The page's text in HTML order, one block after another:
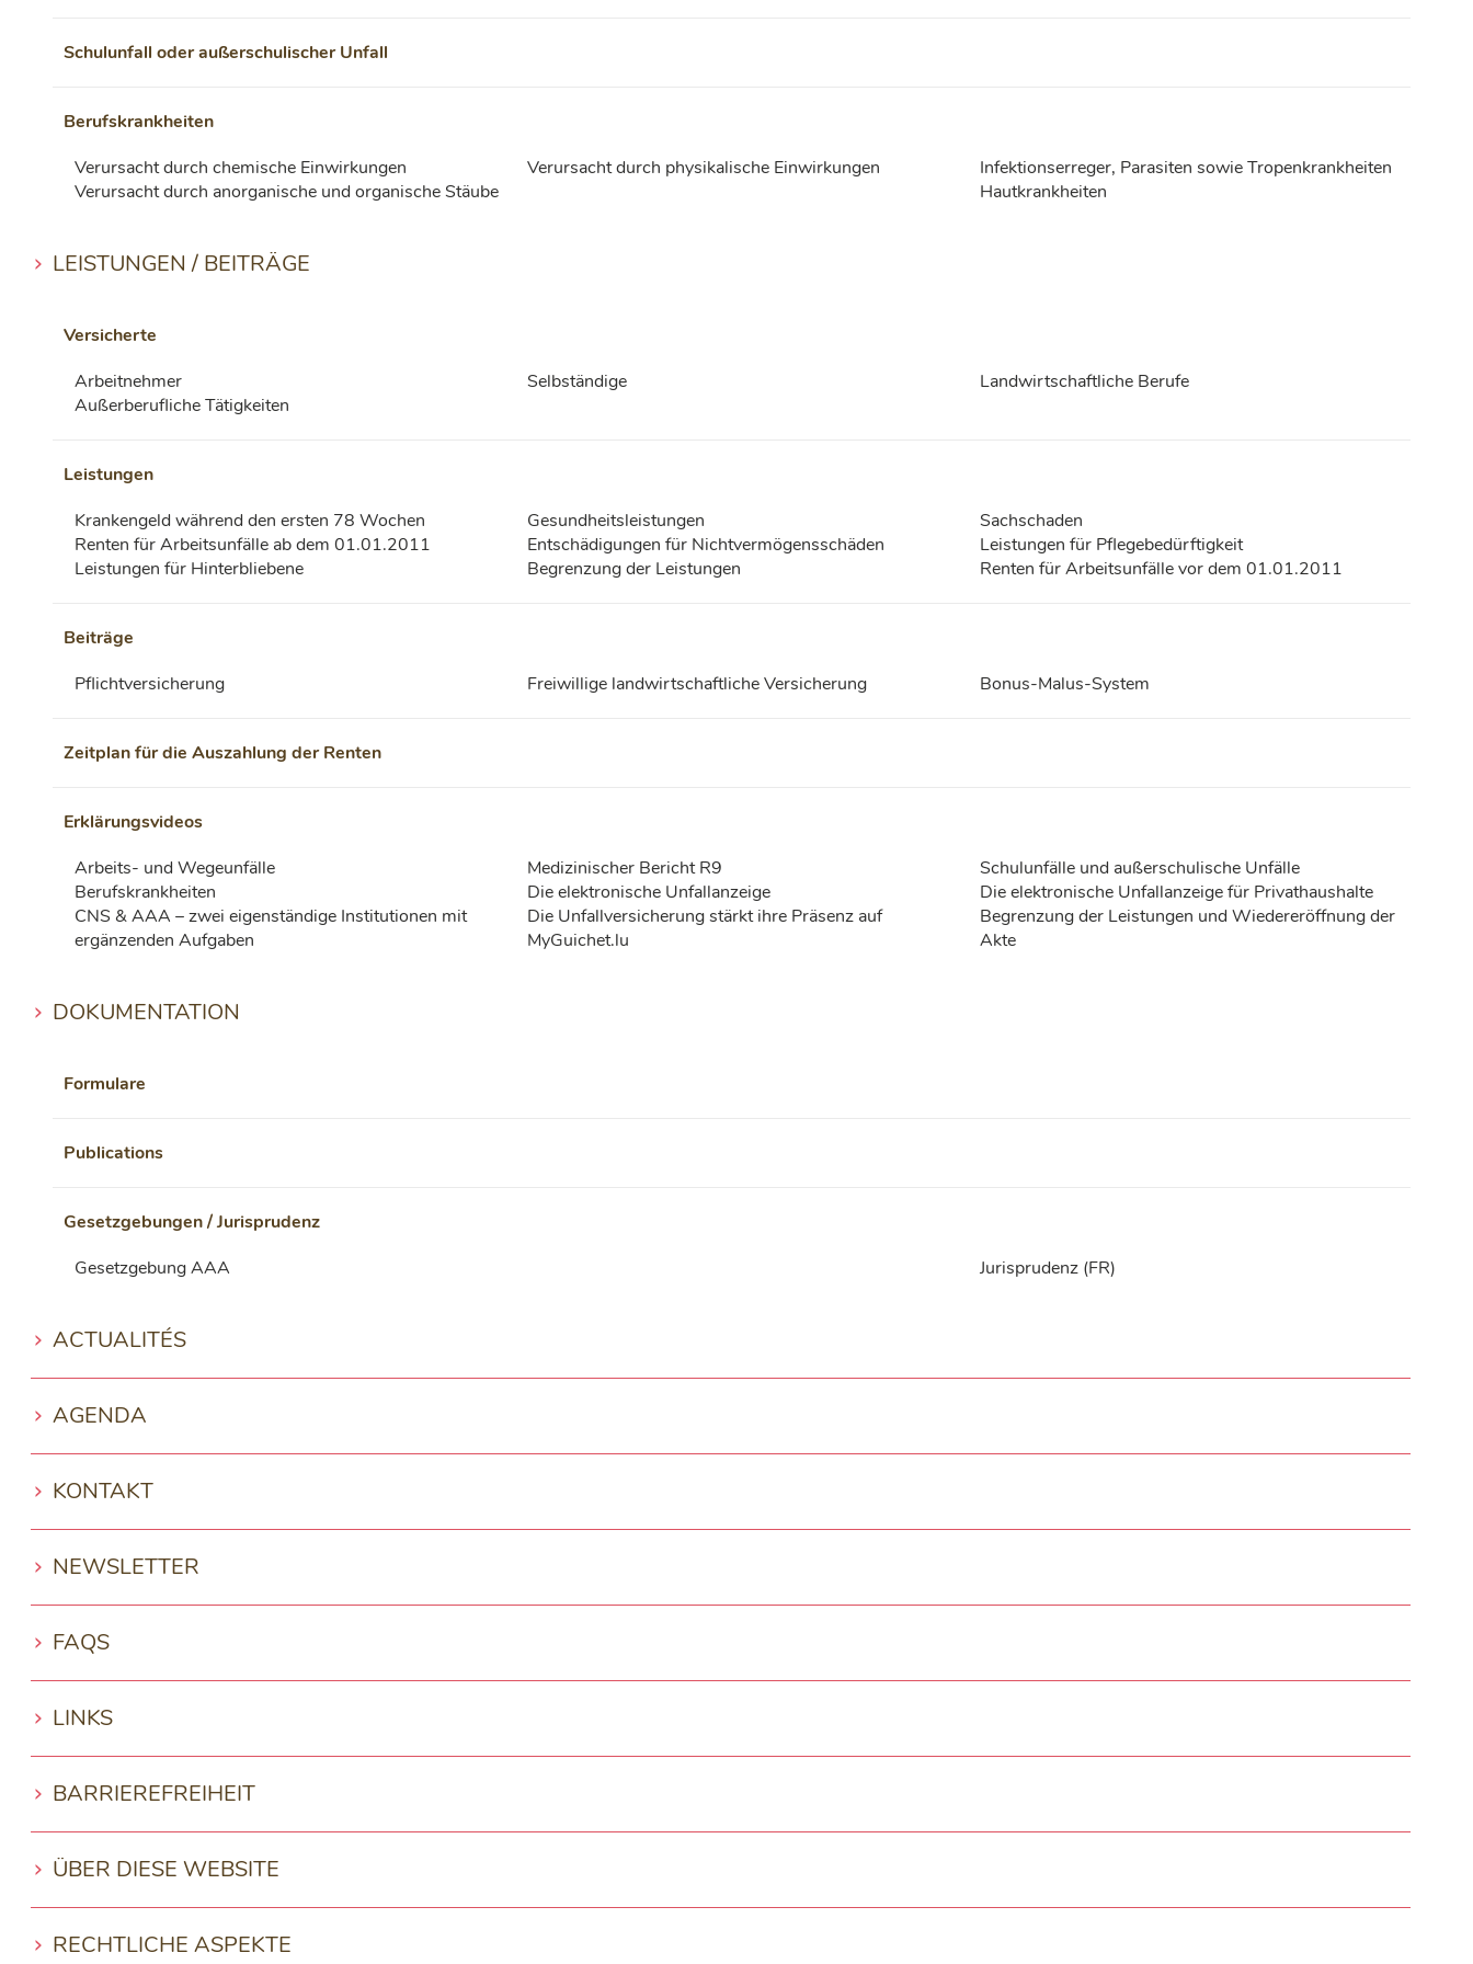
Schulunfall oder außerschulischer Unfall
Berufskrankheiten
Verursacht durch chemische Einwirkungen
Verursacht durch physikalische Einwirkungen
Infektionserreger, Parasiten sowie Tropenkrankheiten
Verursacht durch anorganische und organische Stäube
Hautkrankheiten
LEISTUNGEN / BEITRÄGE
Versicherte
Arbeitnehmer
Selbständige
Landwirtschaftliche Berufe
Außerberufliche Tätigkeiten
Leistungen
Krankengeld während den ersten 78 Wochen
Gesundheitsleistungen
Sachschaden
Renten für Arbeitsunfälle ab dem 01.01.2011
Entschädigungen für Nichtvermögensschäden
Leistungen für Pflegebedürftigkeit
Leistungen für Hinterbliebene
Begrenzung der Leistungen Renten für Arbeitsunfälle vor dem 01.01.2011
Beiträge
Pflichtversicherung
Freiwillige landwirtschaftliche Versicherung Bonus-Malus-System
Zeitplan für die Auszahlung der Renten
Erklärungsvideos
Arbeits- und Wegeunfälle
Medizinischer Bericht R9
Schulunfälle und außerschulische Unfälle
Berufskrankheiten
Die elektronische Unfallanzeige
Die elektronische Unfallanzeige für Privathaushalte
CNS & AAA – zwei eigenständige Institutionen mit
ergänzenden Aufgaben
Die Unfallversicherung stärkt ihre Präsenz auf
MyGuichet.lu
Begrenzung der Leistungen und Wiedereröffnung der
Akte
DOKUMENTATION
Formulare
Publications
Gesetzgebungen / Jurisprudenz
Gesetzgebung AAA
Jurisprudenz (FR)
ACTUALITÉS
AGENDA
KONTAKT
NEWSLETTER
FAQS
LINKS
BARRIEREFREIHEIT
ÜBER DIESE WEBSITE
RECHTLICHE ASPEKTE